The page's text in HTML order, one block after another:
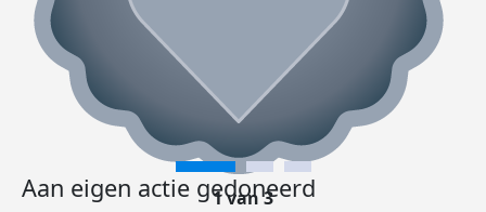
Aan eigen actie gedoneerd
1 van 3